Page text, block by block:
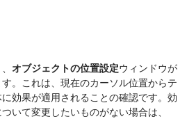
オブジェクトの位置設定ウィンドウが
。これは、現在のカーソル位置からテ
効果が適用されることの確認です。効
いて変更したいものがない場合は、